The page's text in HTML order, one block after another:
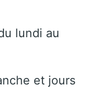
lundi au
et jours